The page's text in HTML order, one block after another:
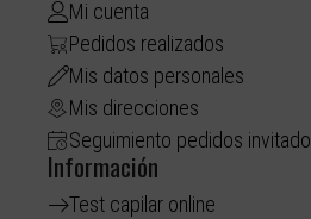
Mi cuenta
Pedidos realizados
Mis datos personales
Mis direcciones
Seguimiento pedidos invitado
Información
Test capilar online